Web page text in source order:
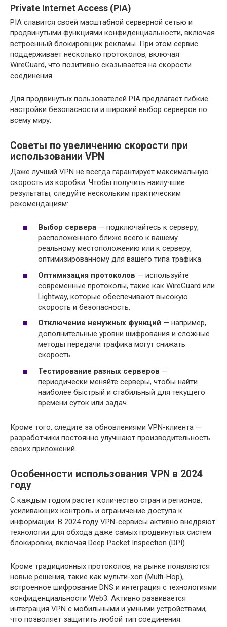
Private Internet Access (PIA)
PIA славится своей масштабной серверной сетью и
продвинутыми функциями конфиденциальности, включая
встроенный блокировщик рекламы. При этом сервис
поддерживает несколько протоколов, включая
WireGuard, что позитивно сказывается на скорости
соединения.
Для продвинутых пользователей PIA предлагает гибкие
настройки безопасности и широкий выбор серверов по
всему миру.
Советы по увеличению скорости при
использовании VPN
Даже лучший VPN не всегда гарантирует максимальную
скорость из коробки. Чтобы получить наилучшие
результаты, следуйте нескольким практическим
рекомендациям:
Выбор сервера — подключайтесь к серверу,
расположенного ближе всего к вашему
реальному местоположению или к серверу,
оптимизированному для вашего типа трафика.
Оптимизация протоколов — используйте
современные протоколы, такие как WireGuard или
Lightway, которые обеспечивают высокую
скорость и безопасность.
Отключение ненужных функций — например,
дополнительные уровни шифрования и сложные
методы передачи трафика могут снижать
скорость.
Тестирование разных серверов —
периодически меняйте серверы, чтобы найти
наиболее быстрый и стабильный для текущего
времени суток или задач.
Кроме того, следите за обновлениями VPN-клиента —
разработчики постоянно улучшают производительность
своих приложений.
Особенности использования VPN в 2024
году
С каждым годом растет количество стран и регионов,
усиливающих контроль и ограничение доступа к
информации. В 2024 году VPN-сервисы активно внедряют
технологии для обхода даже самых продвинутых систем
блокировки, включая Deep Packet Inspection (DPI).
Кроме традиционных протоколов, на рынке появляются
новые решения, такие как мульти-хоп (Multi-Hop),
встроенное шифрование DNS и интеграция с технологиями
конфиденциальности Web3. Активно развивается
интеграция VPN с мобильными и умными устройствами,
что позволяет защитить любой тип соединения.